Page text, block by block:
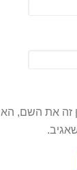
זה את השם,